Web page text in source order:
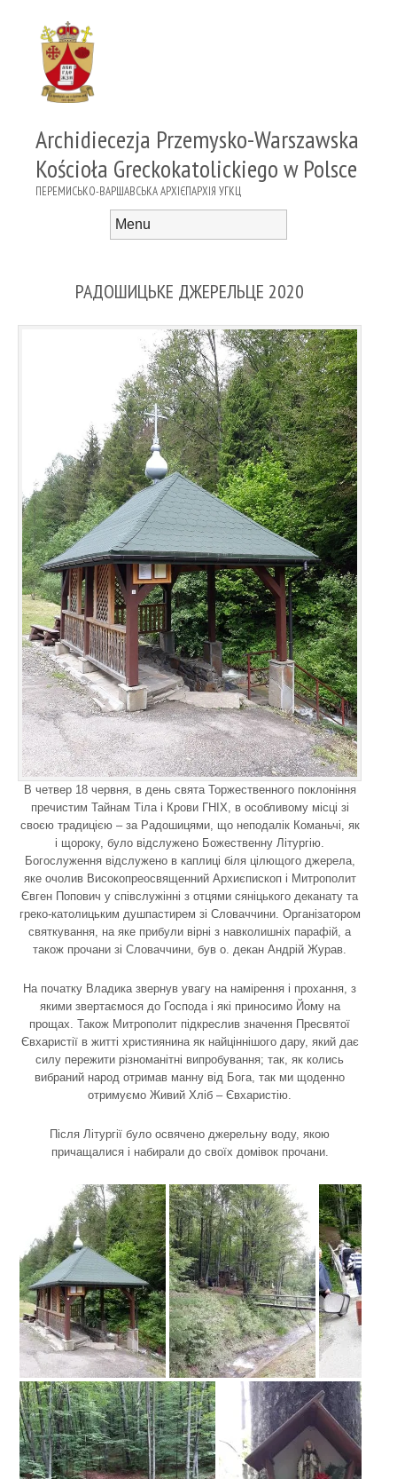
Archidiecezja Przemysko-Warszawska
Kościoła Greckokatolickiego w Polsce
ПЕРЕМИСЬКО-ВАРШАВСЬКА АРХІЄПАРХІЯ УГКЦ
РАДОШИЦЬКЕ ДЖЕРЕЛЬЦЕ 2020
В четвер 18 червня, в день свята Торжественного поклоніння
пречистим Тайнам Тіла і Крови ГНІХ, в особливому місці зі
своєю традицією – за Радошицями, що неподалік Команьчі, як
і щороку, було відслужено Божественну Літургію.
Богослуження відслужено в каплиці біля цілющого джерела,
яке очолив Високопреосвященний Архиєпископ і Митрополит
Євген Попович у співслужінні з отцями сяніцького деканату та
греко-католицьким душпастирем зі Словаччини. Організатором
святкування, на яке прибули вірні з навколишніх парафій, а
також прочани зі Словаччини, був о. декан Андрій Журав.
На початку Владика звернув увагу на намірення і прохання, з
якими звертаємося до Господа і які приносимо Йому на
прощах. Також Митрополит підкреслив значення Пресвятої
Євхаристії в житті християнина як найціннішого дару, який дає
силу пережити різноманітні випробування; так, як колись
вибраний народ отримав манну від Бога, так ми щоденно
отримуємо Живий Хліб – Євхаристію.
Після Літургії було освячено джерельну воду, якою
причащалися і набирали до своїх домівок прочани.